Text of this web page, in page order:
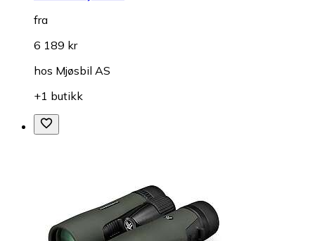
fra
6 189 kr
hos Mjøsbil AS
+1 butikk